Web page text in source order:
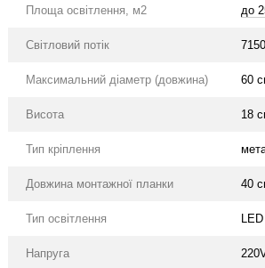
Площа освітлення, м2 до
Світловий потік
Максимальний діаметр (довжина) 60
Висота 18
Тип кріплення
Довжина монтажної планки 40
Тип освітлення LED
Напруга